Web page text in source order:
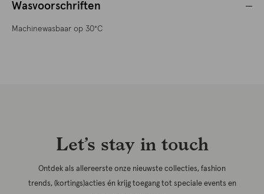
Wasvoorschriften
Machinewasbaar op 30°C
Let’s stay in touch
Ontdek als allereerste onze nieuwste collecties, fashion
trends, (kortings)acties én krijg toegang tot speciale events en